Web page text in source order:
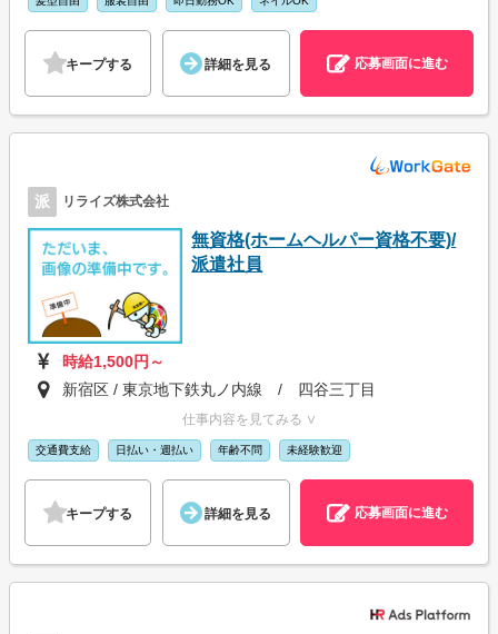
キープする 詳細を見る 応募画面に進む
派 リライズ株式会社
無資格(ホームヘルパー資格不要)/
派遣社員
時給1,500円～
新宿区 / 東京地下鉄丸ノ内線 / 四谷三丁目
仕事内容を見てみる ∨
交通費支給 日払い・週払い 年齢不問 未経験歓迎
キープする 詳細を見る 応募画面に進む